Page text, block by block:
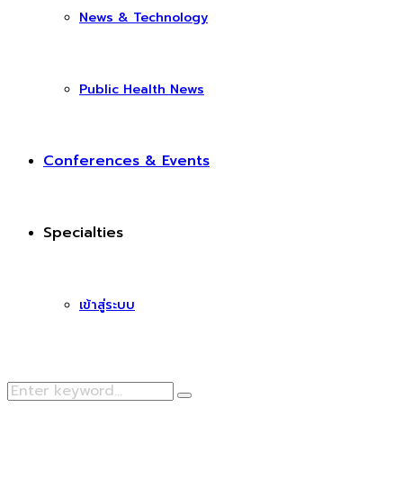
News & Technology
Public Health News
Conferences & Events
Specialties
เข้าสู่ระบบ
Search
Search